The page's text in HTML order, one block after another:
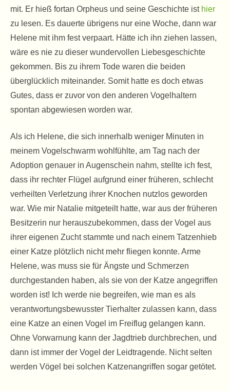
mit. Er hieß fortan Orpheus und seine Geschichte ist hier
zu lesen. Es dauerte übrigens nur eine Woche, dann war
Helene mit ihm fest verpaart. Hätte ich ihn ziehen lassen,
wäre es nie zu dieser wundervollen Liebesgeschichte
gekommen. Bis zu ihrem Tode waren die beiden
überglücklich miteinander. Somit hatte es doch etwas
Gutes, dass er zuvor von den anderen Vogelhaltern
spontan abgewiesen worden war.
Als ich Helene, die sich innerhalb weniger Minuten in
meinem Vogelschwarm wohlfühlte, am Tag nach der
Adoption genauer in Augenschein nahm, stellte ich fest,
dass ihr rechter Flügel aufgrund einer früheren, schlecht
verheilten Verletzung ihrer Knochen nutzlos geworden
war. Wie mir Natalie mitgeteilt hatte, war aus der früheren
Besitzerin nur herauszubekommen, dass der Vogel aus
ihrer eigenen Zucht stammte und nach einem Tatzenhieb
einer Katze plötzlich nicht mehr fliegen konnte. Arme
Helene, was muss sie für Ängste und Schmerzen
durchgestanden haben, als sie von der Katze angegriffen
worden ist! Ich werde nie begreifen, wie man es als
verantwortungsbewusster Tierhalter zulassen kann, dass
eine Katze an einen Vogel im Freiflug gelangen kann.
Ohne Vorwarnung kann der Jagdtrieb durchbrechen, und
dann ist immer der Vogel der Leidtragende. Nicht selten
werden Vögel bei solchen Katzenangriffen sogar getötet.